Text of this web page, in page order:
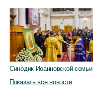
Синодик Иоанновской семьи
Показать все новости